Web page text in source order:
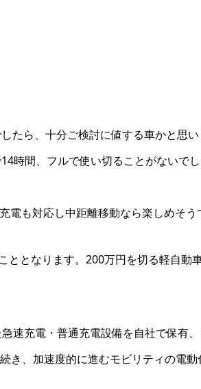
たら、十分ご検討に値する車かと思い
時間、フルで使い切ることがないでし
も対応し中距離移動なら楽しめそう
ととなります。200万円を切る軽自動
速充電・普通充電設備を自社で保有
き、加速度的に進むモビリティの電動